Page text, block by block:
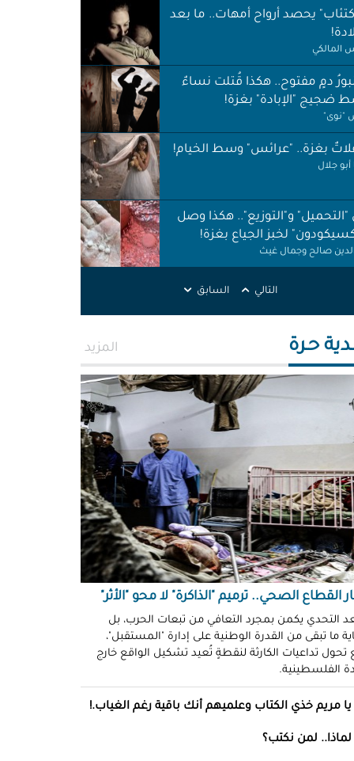
يحصد أرواح أمهات.. ما بعد
المالكي
دمٍ مفتوح.. هكذا قُتلت نساءٌ
ضجيج "الإبادة" بغزة!
"نوى"
بغزة.. "عرائس" وسط الخيام!
جلال
"التحميل" و"التوزيع".. هكذا وصل
لخبز الجياع بغزة!
الدين صالح وجمال غيث
نظافة في الظل.. لا حقوق ولا
غزة قنابل موقوتة.. خَرابٌ نَخَر
والتربة!
الله التركماني ورشا فرحات
وضحكوا".. انتهاكات جنسية
في سجون "إسرائيل"!
طولكرم بين وعود الإغاثة وواقع
سلامة
الشُّهود.. نهجٌ "إسرائيلي"
من العقاب!
توفيق
"الشبح" بغزة.. هويّات تُكشف
مرة!
قاتلة.. مضادات حيوية في قِطع
كريم"!
التالي السابق
حـرة المزيد
القطاع الصحي.. ترميم "الذاكرة" لا محو "الأثر"
التحدي يكمن بمجرد التعافي من تبعات الحرب، بل
ما تبقى من القدرة الوطنية على إدارة "المستقبل"،
تحول تداعيات الكارثة لنقطةٍ تُعيد تشكيل الواقع خارج
الفلسطينية.
يا مريم خذي الكتاب وعلميهم أنك باقية رغم الغياب.!
لماذا.. لمن نكتب؟